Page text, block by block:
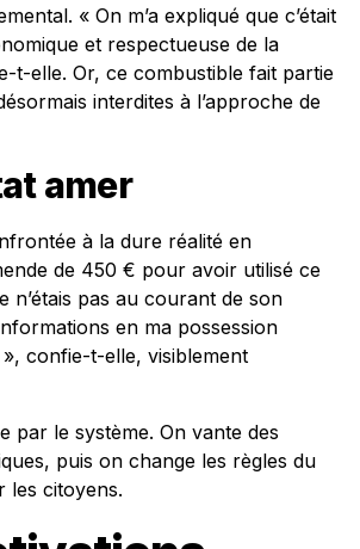
« On m’a expliqué que c’était
et respectueuse de la
t-elle. Or, ce combustible fait partie
interdites à l’approche de
amer
à la dure réalité en
de 450 € pour avoir utilisé ce
n’étais pas au courant de son
en ma possession
confie-t-elle, visiblement
par le système. On vante des
puis on change les règles du
les citoyens.